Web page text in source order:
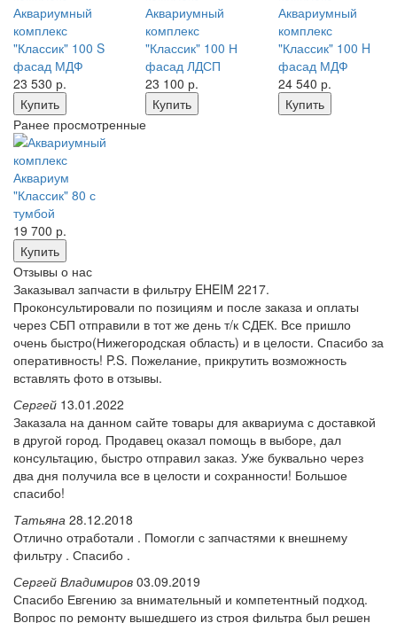
Аквариумный
комплекс
"Классик" 100 S
фасад МДФ
23 530 р.
Купить
Аквариумный
комплекс
"Классик" 100 Н
фасад ЛДСП
23 100 р.
Купить
Аквариумный
комплекс
"Классик" 100 H
фасад МДФ
24 540 р.
Купить
Ранее просмотренные
Аквариум
"Классик" 80 с
тумбой
19 700 р.
Купить
Отзывы о нас
Заказывал запчасти в фильтру EHEIM 2217.
Проконсультировали по позициям и после заказа и оплаты
через СБП отправили в тот же день т/к СДЕК. Все пришло
очень быстро(Нижегородская область) и в целости. Спасибо за
оперативность! P.S. Пожелание, прикрутить возможность
вставлять фото в отзывы.
Сергей 13.01.2022
Заказала на данном сайте товары для аквариума с доставкой
в другой город. Продавец оказал помощь в выборе, дал
консультацию, быстро отправил заказ. Уже буквально через
два дня получила все в целости и сохранности! Большое
спасибо!
Татьяна 28.12.2018
Отлично отработали . Помогли с запчастями к внешнему
фильтру . Спасибо .
Сергей Владимиров 03.09.2019
Спасибо Евгению за внимательный и компетентный подход.
Вопрос по ремонту вышедшего из строя фильтра был решен